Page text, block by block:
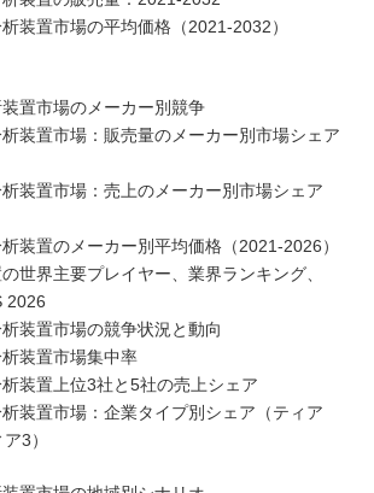
装置市場の平均価格（2021-2032）
置市場のメーカー別競争
装置市場：販売量のメーカー別市場シェア
装置市場：売上のメーカー別市場シェア
装置のメーカー別平均価格（2021-2026）
世界主要プレイヤー、業界ランキング、
2026
装置市場の競争状況と動向
装置市場集中率
装置上位3社と5社の売上シェア
装置市場：企業タイプ別シェア（ティア
3）